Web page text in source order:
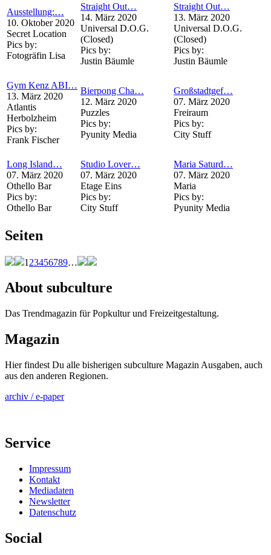
Ausstellung:…
10. Oktober 2020
Secret Location
Pics by:
Fotogräfin Lisa
Straight Out…
14. März 2020
Universal D.O.G.
(Closed)
Pics by:
Justin Bäumle
Straight Out…
13. März 2020
Universal D.O.G.
(Closed)
Pics by:
Justin Bäumle
Gym Kenz ABI…
13. März 2020
Atlantis
Herbolzheim
Pics by:
Frank Fischer
Bierpong Cha…
12. März 2020
Puzzles
Pics by:
Pyunity Media
Großstadtgef…
07. März 2020
Freiraum
Pics by:
City Stuff
Long Island…
07. März 2020
Othello Bar
Pics by:
Othello Bar
Studio Lover…
07. März 2020
Etage Eins
Pics by:
City Stuff
Maria Saturd…
07. März 2020
Maria
Pics by:
Pyunity Media
Seiten
1 23456789…
About subculture
Das Trendmagazin für Popkultur und Freizeitgestaltung.
Magazin
Hier findest Du alle bisherigen subculture Magazin Ausgaben, auch
aus den anderen Regionen.
archiv / e-paper
Service
Impressum
Kontakt
Mediadaten
Newsletter
Datenschutz
Social